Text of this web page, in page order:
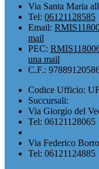
Via Santa Maria
Tel: 06121128585
Email:
mail
PEC:
una mail
C.F.:
Codice Ufficio:
Succursali:
Via Giorgio del
Tel: 06121128065
Via Federico
Tel: 06121124885